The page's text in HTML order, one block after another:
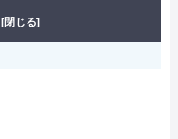
[閉じる]